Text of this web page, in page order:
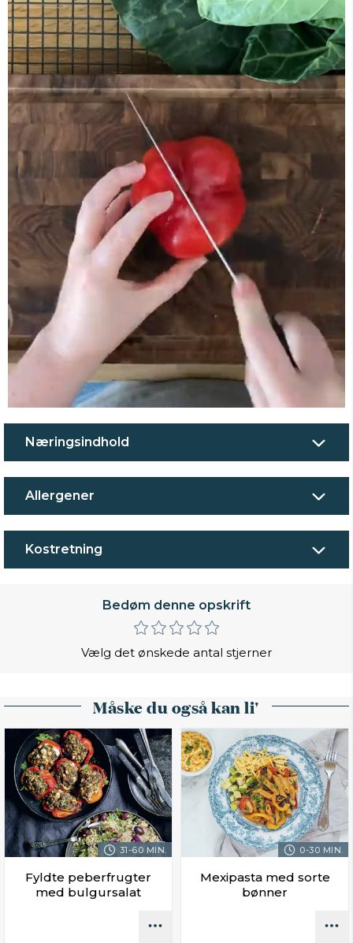
of
seconds
Næringsindhold
Allergener
Kostretning
Bedøm denne opskrift
Vælg det ønskede antal stjerner
Måske du også kan li'
31-60 MIN.
Fyldte peberfrugter
med bulgursalat
0-30 MIN.
Mexipasta med sorte
bønner